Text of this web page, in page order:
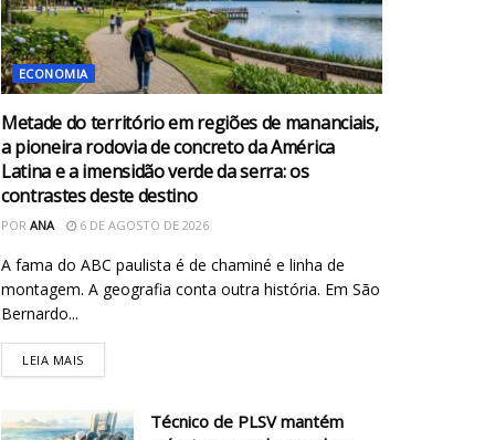
ECONOMIA
Metade do território em regiões de mananciais,
a pioneira rodovia de concreto da América
Latina e a imensidão verde da serra: os
contrastes deste destino
POR ANA 6 DE AGOSTO DE 2026
A fama do ABC paulista é de chaminé e linha de
montagem. A geografia conta outra história. Em São
Bernardo...
LEIA MAIS
Técnico de PLSV mantém